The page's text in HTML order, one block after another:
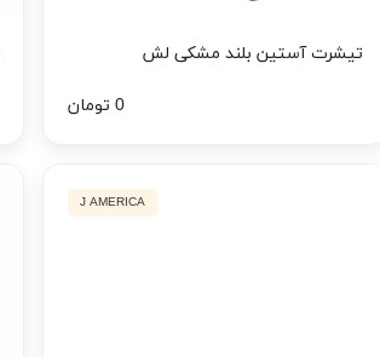
تیشرت آستین بلند مشکی لش
0 تومان
J AMERICA